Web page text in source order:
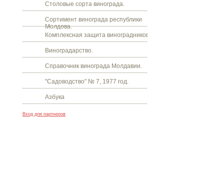
Столовые сорта винограда.
Сортимент винограда республики
Молдова.
Комплексная защита виноградников.
Виноградарство.
Справочник винограда Молдавии.
"Садоводство" № 7, 1977 год.
Азбука
Вход для партнеров